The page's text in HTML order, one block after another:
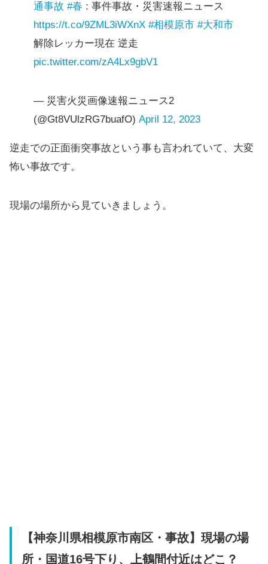
通事故 #春 : 事件事故・災害速報ニュース
https://t.co/9ZML3iWXnX #相模原市 #大和市
解除レッカー現在 逆走
pic.twitter.com/zA4Lx9gbV1
— 災害火災画像速報ニュース2
(@Gt8VUlzRG7buafO) April 12, 2023
逆走での正面衝突事故という事も言われていて、大変
怖い事故です。
現場の場所から見ていきましょう。
【神奈川県相模原市南区・事故】現場の場
所・国道16号下り、上鶴間付近はどこ？